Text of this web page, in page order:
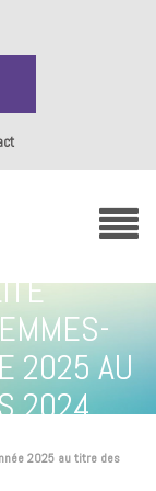
2025 AU
2024
2025 au titre des